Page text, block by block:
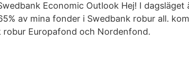
Economic Outlook Hej! I dagsläget
av mina fonder i Swedbank robur all.
robur Europafond och Nordenfond.